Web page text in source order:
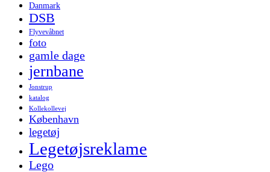
Danmark
DSB
Flyvevåbnet
foto
gamle dage
jernbane
Jonstrup
katalog
Kollekollevej
København
legetøj
Legetøjsreklame
Lego